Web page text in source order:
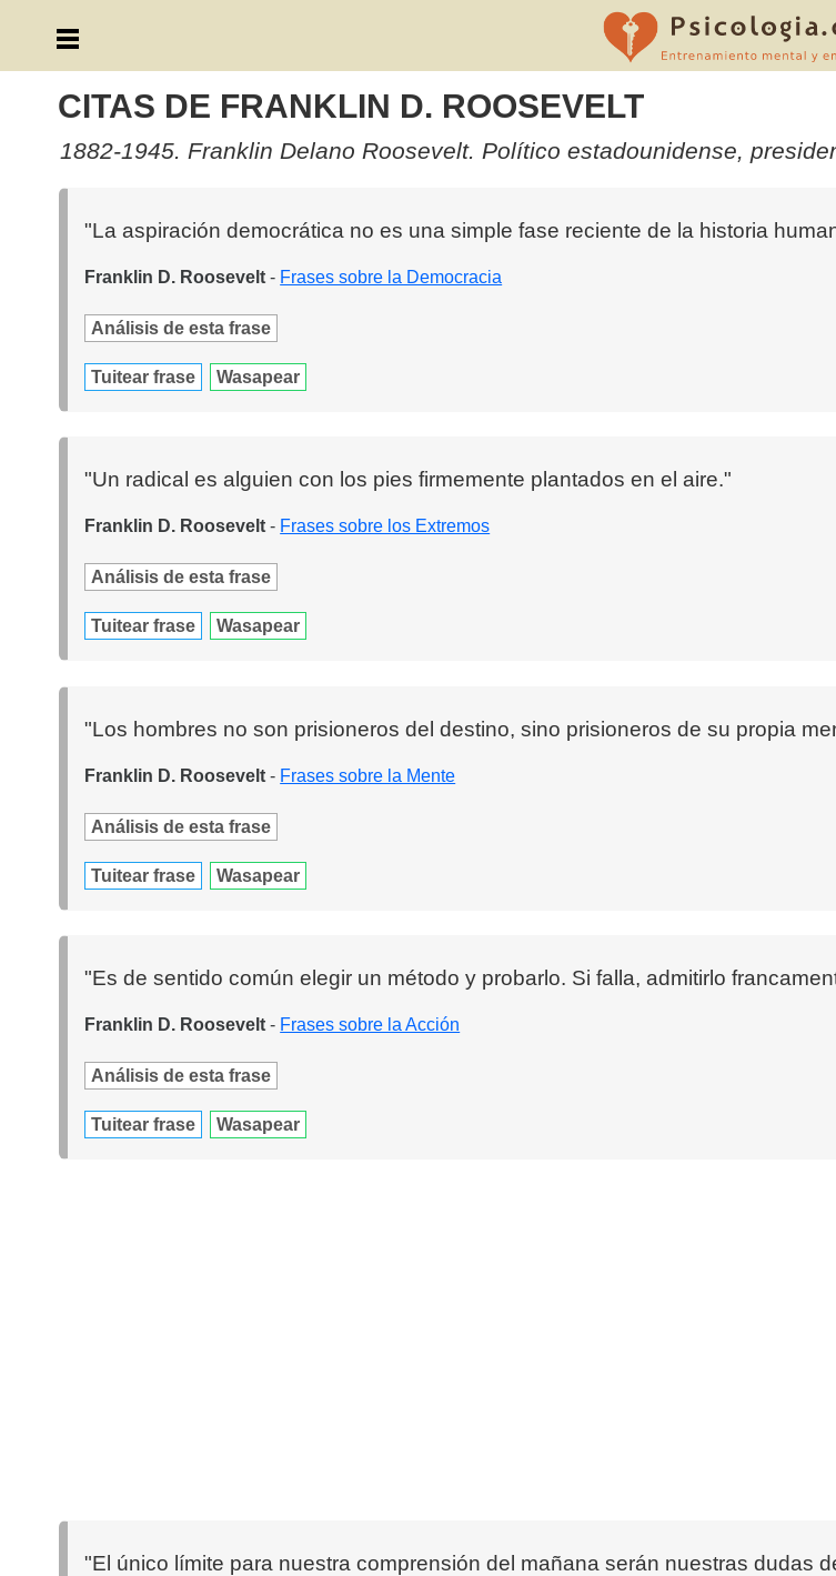
CITAS DE FRANKLIN D. ROOSEVELT
1882-1945. Franklin Delano Roosevelt. Político estadounidense,
"La aspiración democrática no es una simple fase reciente de la historia
Franklin D. Roosevelt - Frases sobre la Democracia
Análisis de esta frase
Tuitear frase Wasapear
"Un radical es alguien con los pies firmemente plantados en el aire."
Franklin D. Roosevelt - Frases sobre los Extremos
Análisis de esta frase
Tuitear frase Wasapear
"Los hombres no son prisioneros del destino, sino prisioneros de su propia
Franklin D. Roosevelt - Frases sobre la Mente
Análisis de esta frase
Tuitear frase Wasapear
"Es de sentido común elegir un método y probarlo. Si falla, admitirlo
Franklin D. Roosevelt - Frases sobre la Acción
Análisis de esta frase
Tuitear frase Wasapear
"El único límite para nuestra comprensión del mañana serán nuestras dudas